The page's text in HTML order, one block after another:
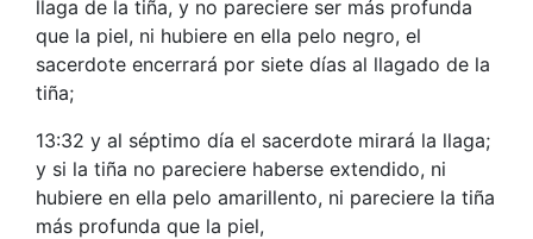
llaga de la tiña, y no pareciere ser más profunda
que la piel, ni hubiere en ella pelo negro, el
sacerdote encerrará por siete días al llagado de la
tiña;
13:32 y al séptimo día el sacerdote mirará la llaga;
y si la tiña no pareciere haberse extendido, ni
hubiere en ella pelo amarillento, ni pareciere la tiña
más profunda que la piel,